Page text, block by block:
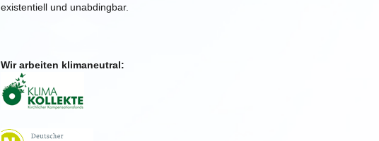
existentiell und unabdingbar.
Wir arbeiten klimaneutral: